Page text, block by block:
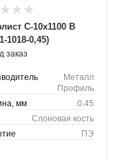
С-10х1100 B
1018-0,45)
заказ
Металл
Профиль
мм
0.45
Слоновая кость
ПЭ